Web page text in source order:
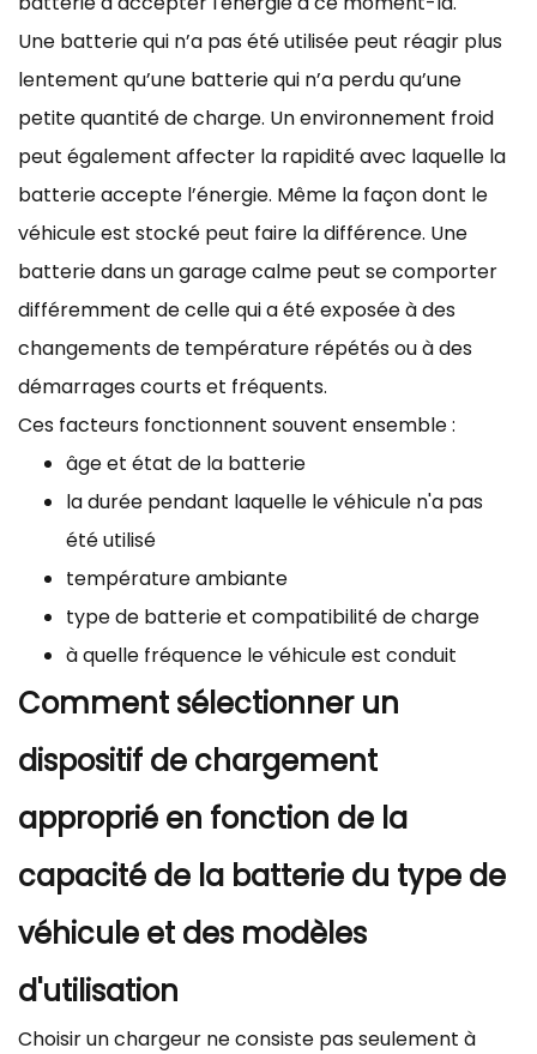
Une batterie qui n’a pas été utilisée peut réagir plus
lentement qu’une batterie qui n’a perdu qu’une
petite quantité de charge. Un environnement froid
peut également affecter la rapidité avec laquelle la
batterie accepte l’énergie. Même la façon dont le
véhicule est stocké peut faire la différence. Une
batterie dans un garage calme peut se comporter
différemment de celle qui a été exposée à des
changements de température répétés ou à des
démarrages courts et fréquents.
Ces facteurs fonctionnent souvent ensemble :
âge et état de la batterie
la durée pendant laquelle le véhicule n'a pas
été utilisé
température ambiante
type de batterie et compatibilité de charge
à quelle fréquence le véhicule est conduit
Comment sélectionner un
dispositif de chargement
approprié en fonction de la
capacité de la batterie du type de
véhicule et des modèles
d'utilisation
Choisir un chargeur ne consiste pas seulement à